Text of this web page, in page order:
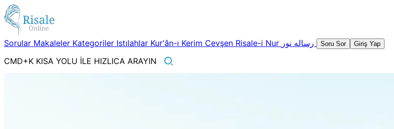
Sorular Makaleler Kategoriler Istılahlar Kur'ân-ı Kerim Cevşen Risale-i Nur Soru Sor Giriş Yap
CMD+K KISA YOLU İLE HIZLICA ARAYIN